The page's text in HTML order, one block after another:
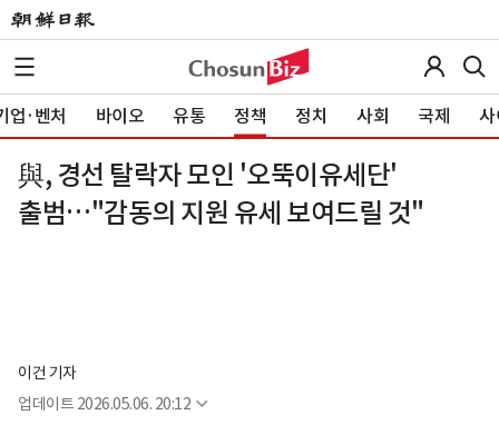
업·벤처 바이오 유통 정책 정치 사회 국제 사
與, 경선 탈락자 모인 '오뚝이유세단'
출범…"감동의 지원 유세 보여드릴 것"
이건 기자
업데이트 2026.05.06. 20:12